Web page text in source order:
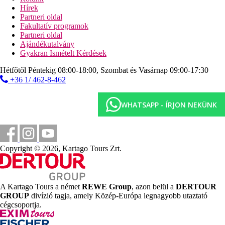
vízi sportok a tengerparton (helyi szolgáltatóknál)
Ellátás
All Inclusive: minden étkezés büférendszerben, délután
snack-ételek, helyi alkoholos és alkoholmentes italok
szolgáltatásai bizonyos részletekben szállodánként
eltérhetnek.
Az adott ország hivatalos besorolása: 3*.
Távolságok
100 m
Vásárlás
Városközpont
117 km
Távolság a legközelebbi repülőtértől
Hírek
Partneri oldal
Fakultatív programok
Partneri oldal
Ajándékutalvány
Gyakran Ismételt Kérdések
Hétfőtől Péntekig 08:00-18:00, Szombat és Vasárnap 09:00-17:30
+36 1/ 462-8-462
WHATSAPP - ÍRJON NEKÜNK
Copyright © 2026, Kartago Tours Zrt.
A Kartago Tours a német REWE Group, azon belül a DERTOUR
GROUP divízió tagja, amely Közép-Európa legnagyobb utaztató
cégcsoportja.